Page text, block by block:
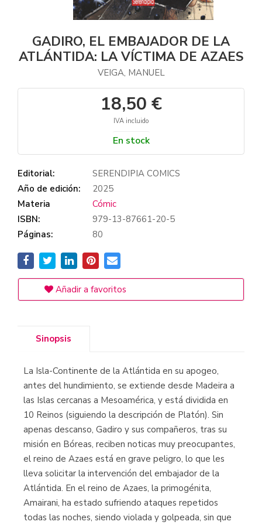
GADIRO, EL EMBAJADOR DE LA
ATLÁNTIDA: LA VÍCTIMA DE AZAES
VEIGA, MANUEL
18,50 €
IVA incluido
En stock
Editorial:
SERENDIPIA COMICS
Año de edición:
2025
Materia
Cómic
ISBN:
979-13-87661-20-5
Páginas:
80
Añadir a favoritos
Sinopsis
La Isla-Continente de la Atlántida en su apogeo,
antes del hundimiento, se extiende desde Madeira a
las Islas cercanas a Mesoamérica, y está dividida en
10 Reinos (siguiendo la descripción de Platón). Sin
apenas descanso, Gadiro y sus compañeros, tras su
misión en Bóreas, reciben noticas muy preocupantes,
el reino de Azaes está en grave peligro, lo que les
lleva solicitar la intervención del embajador de la
Atlántida. En el reino de Azaes, la primogénita,
Amairani, ha estado sufriendo ataques repetidos
todas las noches, siendo violada y golpeada, sin que